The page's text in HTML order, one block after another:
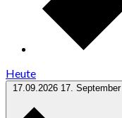
Heute
17.09.2026 17. September